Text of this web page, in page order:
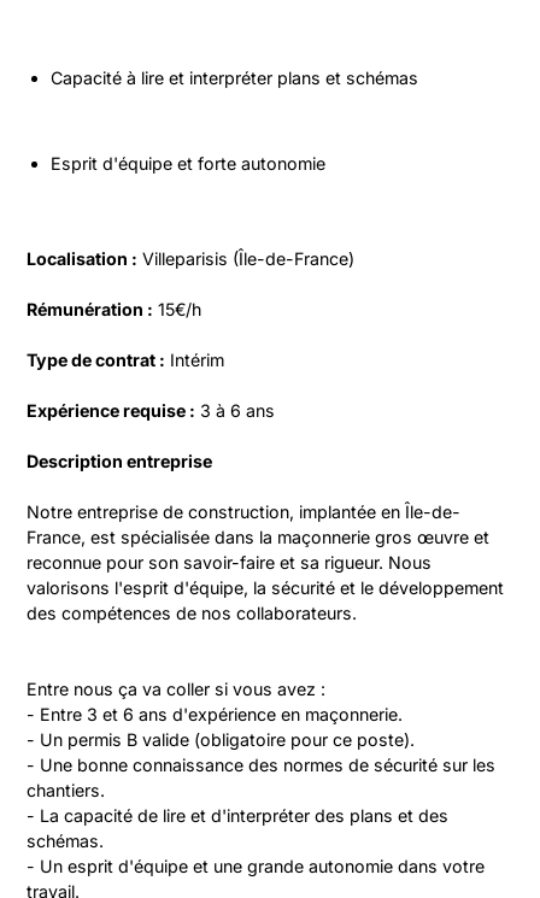
Capacité à lire et interpréter plans et schémas
Esprit d'équipe et forte autonomie
Localisation : Villeparisis (Île-de-France)
Rémunération : 15€/h
Type de contrat : Intérim
Expérience requise : 3 à 6 ans
Description entreprise
Notre entreprise de construction, implantée en Île-de-
France, est spécialisée dans la maçonnerie gros œuvre et
reconnue pour son savoir-faire et sa rigueur. Nous
valorisons l'esprit d'équipe, la sécurité et le développement
des compétences de nos collaborateurs.
Entre nous ça va coller si vous avez :
- Entre 3 et 6 ans d'expérience en maçonnerie.
- Un permis B valide (obligatoire pour ce poste).
- Une bonne connaissance des normes de sécurité sur les
chantiers.
- La capacité de lire et d'interpréter des plans et des
schémas.
- Un esprit d'équipe et une grande autonomie dans votre